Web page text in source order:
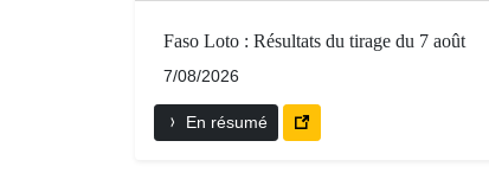
Faso Loto : Résultats du tirage du 7 août
7/08/2026
En résumé